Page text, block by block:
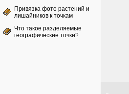
Привязка фото растений и
лишайников к точкам
Что такое разделяемые
географические точки?